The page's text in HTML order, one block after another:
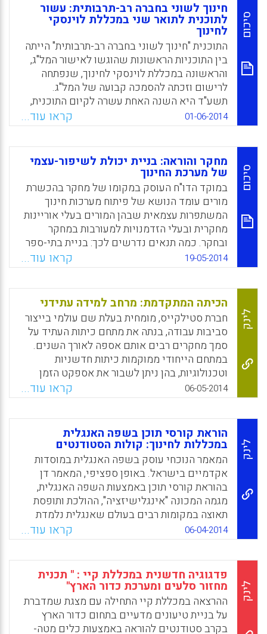
הפער הבין-דורי באים לידי ביטוי במערכת החינוך
בפן הפדגוגי-דיגיטלי-טכנולוגי, בהבניית הלמידה
ובשינוי ובהתאמה של מרחב הלמידה לאתגרי
המחר. ניתן לטעון כי שינויים אלו מציבים אתגרים
חינוכיים-פדגוגיים להתאמת מערכת החינוך ואופן
ההוראה לצורכי המאה ה-21 (שמעון עמר).
WhatsApp
Facebook
Email
X
סיכום
חינוך לשוני בחברה רב-תרבותית: עשור
לתוכנית לתואר שני במכללת לוינסקי
לחינוך
התוכנית "חינוך לשוני בחברה רב-תרבותית" הייתה
בין התוכניות הראשונות שהוגשו לאישור המל"ג,
והראשונה במכללת לוינסקי לחינוך, שנפתחה
לרישום וזכתה להסמכה קבועה של המל"ג.
תשע"ד היא השנה האחת עשרה לקיום התוכנית,
והשנה העשירית של מסיימים-מוסמכים
בתוכנית. בתקופה זו התוכנית התבססה ורכשה
לעצמה שם בתחום החינוך הלשוני בארץ, מוסמכי
התוכנית ממלאים תפקידים מובילים בהוראה
ובתחומי החינוך הלשוני והוראת שפות במערכת
החינוך.מאמר זה יציג את התוכנית משלוש נקודות
מבט: הרציונל של תכנית הלימודים ומטרותיה;
הישגי התוכנית לאור בחינת פרויקט הגמר; ממצאי
סקר מוסמכים על התוכנית והישגיה (אילנה
אלקד-להמן, רחל חיטין-משיח ועירית קופפרברג).
WhatsApp
Facebook
Email
X
01-06-2014 קראו עוד...
סיכום
מחקר והוראה: בניית יכולת לשיפור-עצמי
של מערכת החינוך
במוקד הדו"ח העוסק במקומו של מחקר בהכשרת
מורים עומד הנושא של פיתוח מערכות חינוך
המשתפרות עצמאית שבהן המורים בעלי אוריינות
מחקרית ובעלי הזדמנויות למעורבות במחקר
ובחקר. כמה תנאים נדרשים לכך: בניית בתי-ספר
ומכללות כסביבות מחקר עשירות, שיתופיות בין
כל העוסקים במחקר וביטול הדיכוטומיה הקיימת
בין הכשרת מורים במסגרות ההשכלה הגבוהה
לבין גישות המבוססות על הכשרת מורים בבית
הספר (BERA-RSA).
WhatsApp
Facebook
Email
X
19-05-2014 קראו עוד...
לינק
הכיתה המתקדמת: מרחב למידה עתידני
חברת סטילקייס, מומחית בעלת שם עולמי בייצור
סביבות עבודה, בנתה את מתחם כיתות העתיד על
סמך מחקרים רבים אותם אספה לאורך השנים.
במתחם הייחודי ממוקמות כיתות חדשניות
וטכנולוגיות, בהן ניתן לשבור את אספקט הזמן
והמרחב המיושנים. "הכיתה הקלאסית", טוען
פרופסור עמר, "עם שיעורי הבית וכדומה אינה
תואמת את מה שהילדים אחר כך פוגשים בחוץ.
הסביבה שפיתחנו יוצרת תחושת אי וודאות, וגורמת
לילד למצוא את הדרך והכיוון בעצמו".
WhatsApp
Facebook
Email
X
06-05-2014 קראו עוד...
לינק
הוראת קורסי תוכן בשפה האנגלית
במכללות לחינוך: קולות הסטודנטים
המאמר הנוכחי עוסק בשפה האנגלית במוסדות
אקדמיים בישראל. באופן ספציפי, המאמר דן
בהוראת קורסי תוכן באמצעות השפה האנגלית,
מגמה המכונה "אינגלישיזציה", ההולכת ותופסת
תאוצה במקומות רבים בעולם שאנגלית נלמדת
בהם כשפה זרה. שפת ההוראה במכללות להכשרת
מורים במדינת ישראל היא עברית או ערבית
בהתאם להקשר, אך לאחרונה יש ניסיון להחדיר
את תופעת ה"אינגלישיזציה" גם למוסדות אלה.
מכללות אחדות מציעות זה כמה שנים את
האפשרות ללמוד קורסי תוכן באנגלית, מתוך
התפיסה ששילוב השפה האנגלית במספר
קורסים ישפר את מיומנותם של הסטודנטים
06-04-2014 קראו עוד...
לינק
פדגוגיה חדשנית במכללת קיי : " תכנית
מחזור סלעים ומערכת כדור הארץ"
ההרצאה במכללת קיי התחילה עם מצגת שמדברת
על בניית טיעונים מדעיים בתחום כדור הארץ
בקרב סטודנטים להוראה באמצעות כלים מטה-